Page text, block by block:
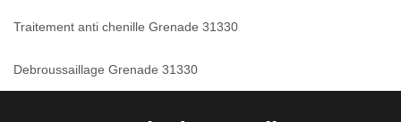
Traitement anti chenille Grenade 31330
Debroussaillage Grenade 31330